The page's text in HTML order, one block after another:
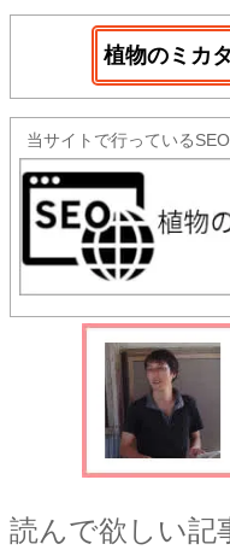
植物のミカ
当サイトで行っている
読んで欲しい記